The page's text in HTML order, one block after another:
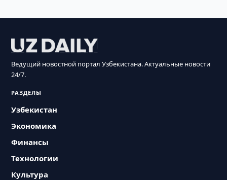
Ведущий новостной портал Узбекистана. Актуальные новости
24/7.
РАЗДЕЛЫ
Узбекистан
Экономика
Финансы
Технологии
Культура